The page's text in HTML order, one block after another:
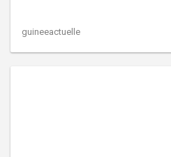
guineeactuelle